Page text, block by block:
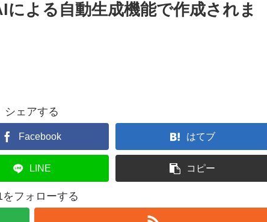
による自動生成機能で作成されま
シェアする
Facebook はてブ
LINE コピー
をフォローする